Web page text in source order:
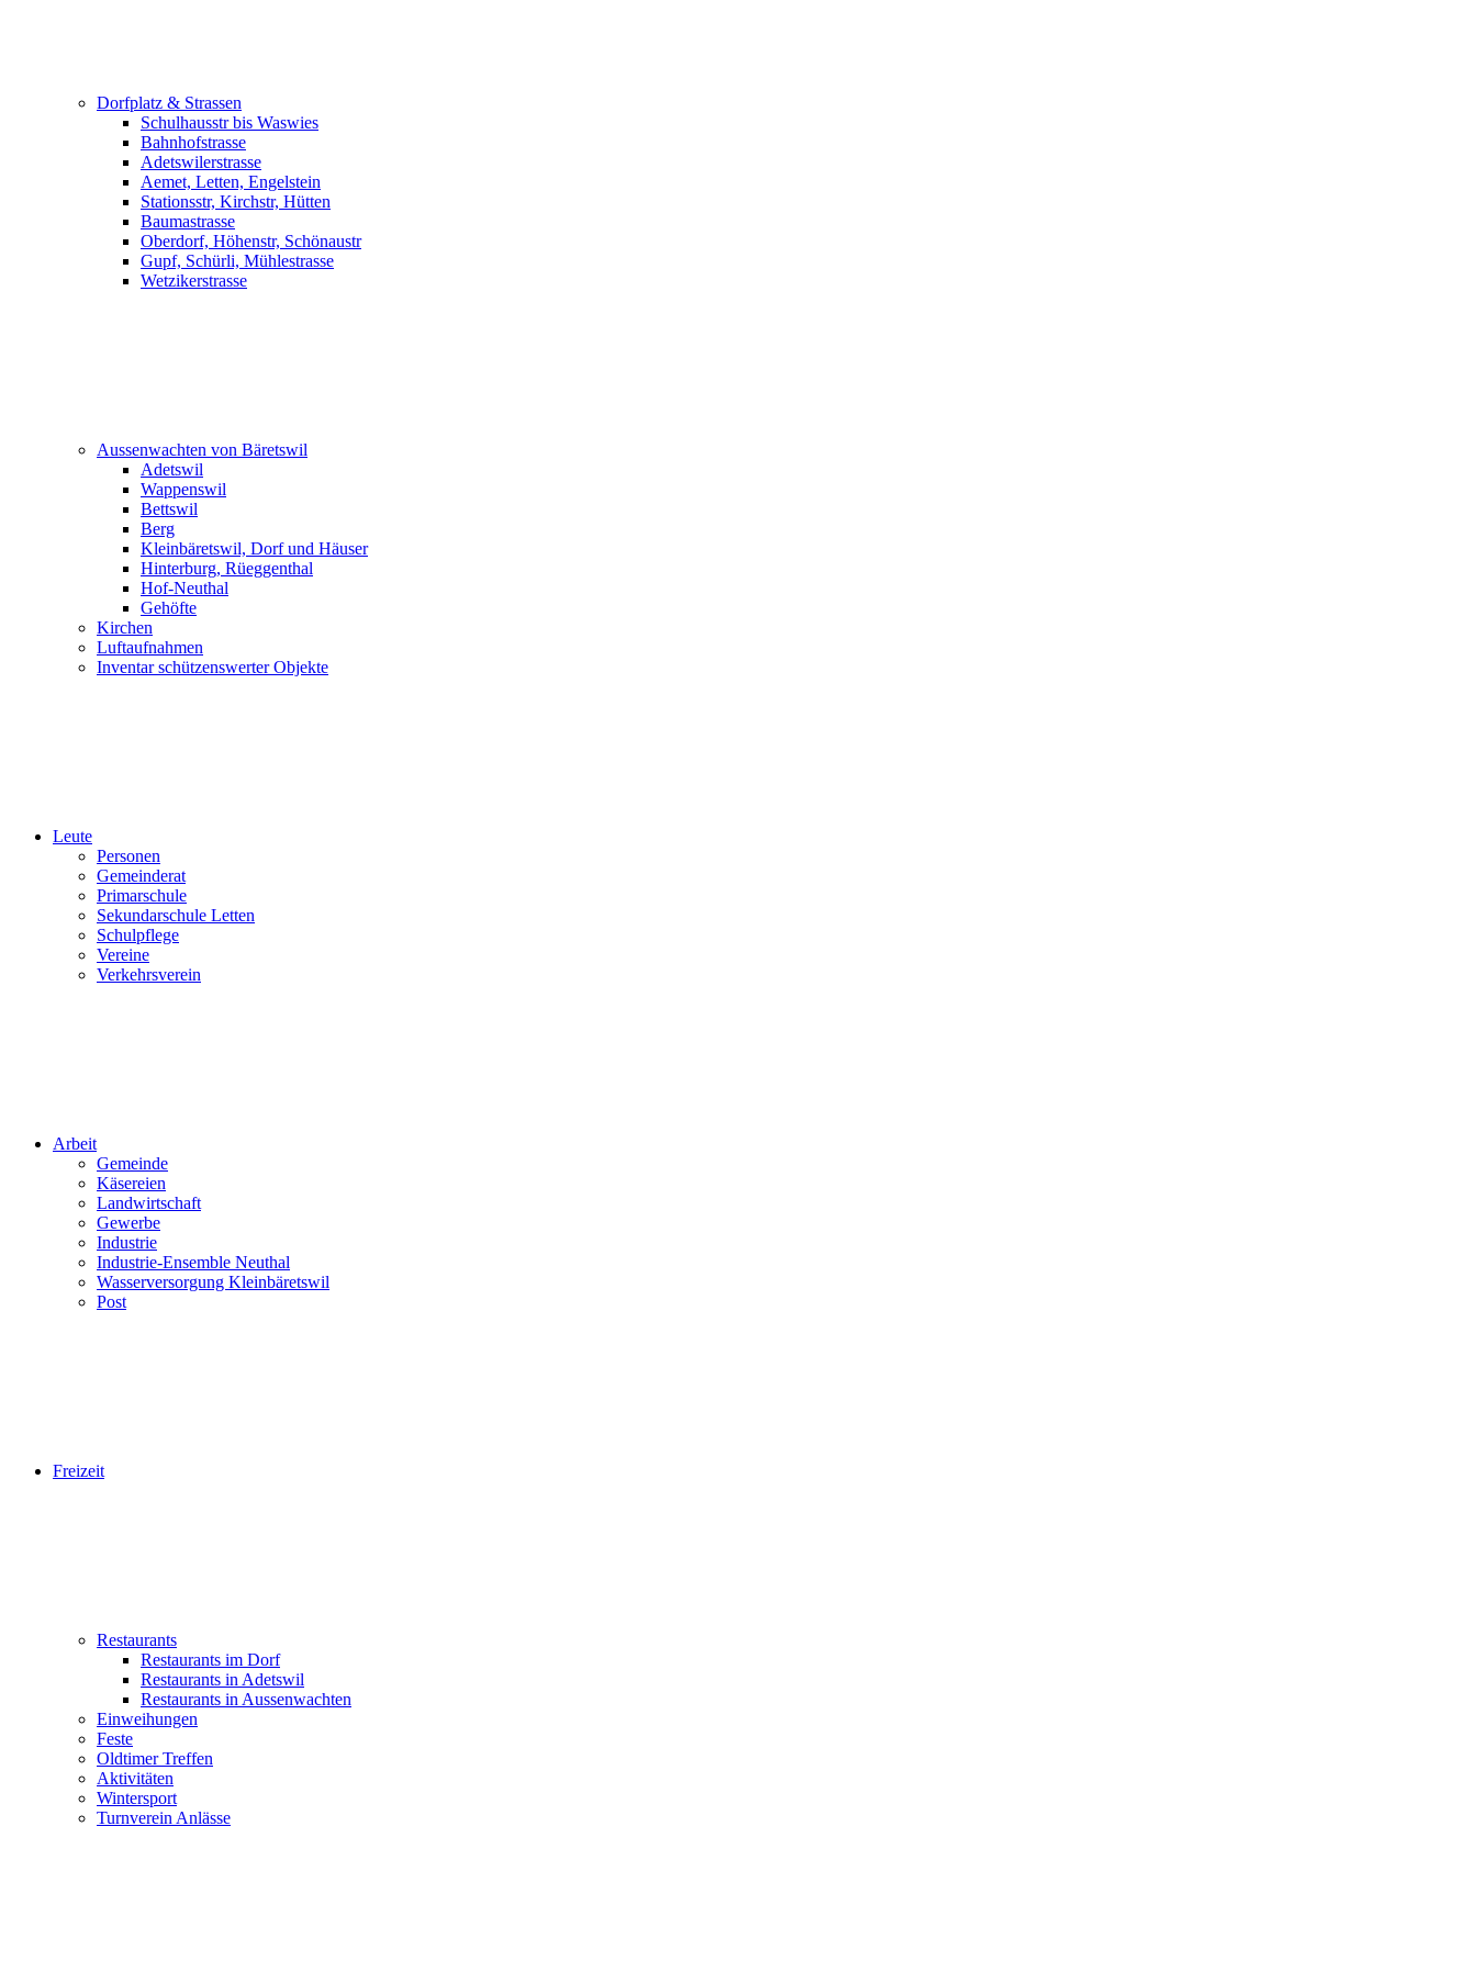
Dorfplatz & Strassen
Schulhausstr bis Waswies
Bahnhofstrasse
Adetswilerstrasse
Aemet, Letten, Engelstein
Stationsstr, Kirchstr, Hütten
Baumastrasse
Oberdorf, Höhenstr, Schönaustr
Gupf, Schürli, Mühlestrasse
Wetzikerstrasse
Aussenwachten von Bäretswil
Adetswil
Wappenswil
Bettswil
Berg
Kleinbäretswil, Dorf und Häuser
Hinterburg, Rüeggenthal
Hof-Neuthal
Gehöfte
Kirchen
Luftaufnahmen
Inventar schützenswerter Objekte
Leute
Personen
Gemeinderat
Primarschule
Sekundarschule Letten
Schulpflege
Vereine
Verkehrsverein
Arbeit
Gemeinde
Käsereien
Landwirtschaft
Gewerbe
Industrie
Industrie-Ensemble Neuthal
Wasserversorgung Kleinbäretswil
Post
Freizeit
Restaurants
Restaurants im Dorf
Restaurants in Adetswil
Restaurants in Aussenwachten
Einweihungen
Feste
Oldtimer Treffen
Aktivitäten
Wintersport
Turnverein Anlässe